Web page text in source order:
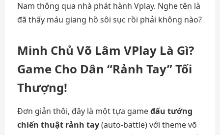
Nam thông qua nhà phát hành Vplay. Nghe tên là
đã thấy máu giang hồ sôi sục rồi phải không nào?
Minh Chủ Võ Lâm VPlay Là Gì?
Game Cho Dân “Rảnh Tay” Tối
Thượng!
Đơn giản thôi, đây là một tựa gameđấu tướng
chiến thuật rảnh tay(auto-battle) với theme võ